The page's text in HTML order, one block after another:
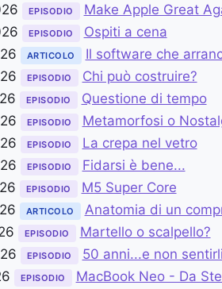
EPISODIO
Make Apple Great
EPISODIO
Ospiti a cena
ARTICOLO
Il software che
EPISODIO
Chi può costruire?
EPISODIO
Questione di tempo
EPISODIO
Metamorfosi o
EPISODIO
La crepa nel vetro
EPISODIO
Fidarsi è bene...
EPISODIO
M5 Super Core
ARTICOLO
Anatomia di un
EPISODIO
Martello o scalpello?
EPISODIO
50 anni...e non sentirli
EPISODIO
MacBook Neo - Da